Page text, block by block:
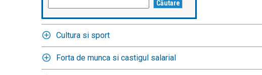
Cultura si sport
Forta de munca si castigul salarial